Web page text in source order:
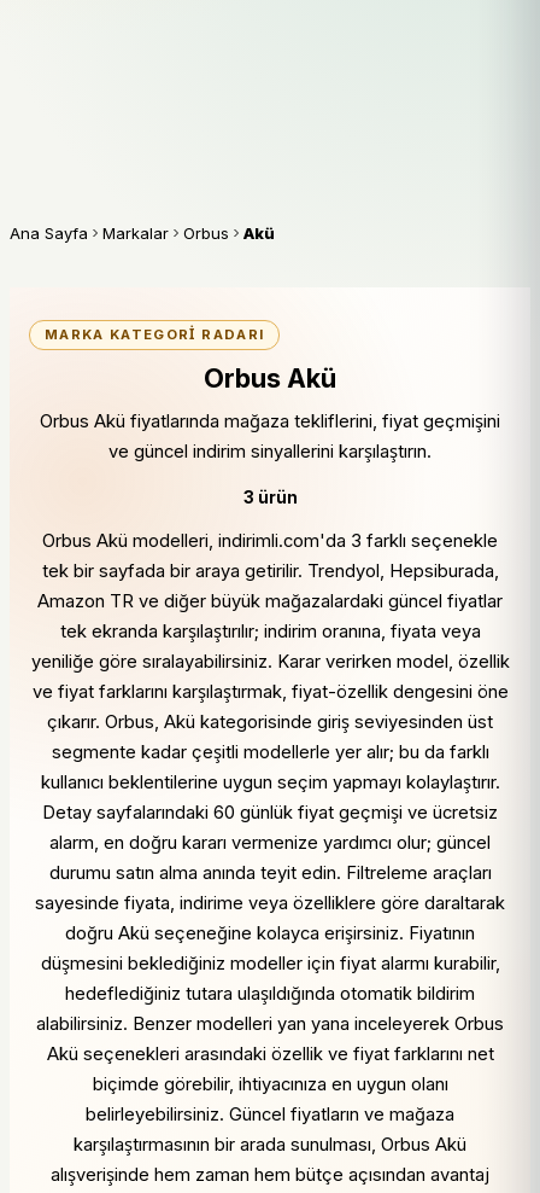
Ana Sayfa Markalar Orbus Akü
MARKA KATEGORI RADARI
Orbus Akü
Orbus Akü fiyatlarında mağaza tekliflerini, fiyat geçmişini
ve güncel indirim sinyallerini karşılaştırın.
3 ürün
Orbus Akü modelleri, indirimli.com'da 3 farklı seçenekle
tek bir sayfada bir araya getirilir. Trendyol, Hepsiburada,
Amazon TR ve diğer büyük mağazalardaki güncel fiyatlar
tek ekranda karşılaştırılır; indirim oranına, fiyata veya
yeniliğe göre sıralayabilirsiniz. Karar verirken model, özellik
ve fiyat farklarını karşılaştırmak, fiyat-özellik dengesini öne
çıkarır. Orbus, Akü kategorisinde giriş seviyesinden üst
segmente kadar çeşitli modellerle yer alır; bu da farklı
kullanıcı beklentilerine uygun seçim yapmayı kolaylaştırır.
Detay sayfalarındaki 60 günlük fiyat geçmişi ve ücretsiz
alarm, en doğru kararı vermenize yardımcı olur; güncel
durumu satın alma anında teyit edin. Filtreleme araçları
sayesinde fiyata, indirime veya özelliklere göre daraltarak
doğru Akü seçeneğine kolayca erişirsiniz. Fiyatının
düşmesini beklediğiniz modeller için fiyat alarmı kurabilir,
hedeflediğiniz tutara ulaşıldığında otomatik bildirim
alabilirsiniz. Benzer modelleri yan yana inceleyerek Orbus
Akü seçenekleri arasındaki özellik ve fiyat farklarını net
biçimde görebilir, ihtiyacınıza en uygun olanı
belirleyebilirsiniz. Güncel fiyatların ve mağaza
karşılaştırmasının bir arada sunulması, Orbus Akü
alışverişinde hem zaman hem bütçe açısından avantaj